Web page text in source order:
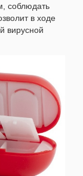
соблюдать
в ходе
вирусной